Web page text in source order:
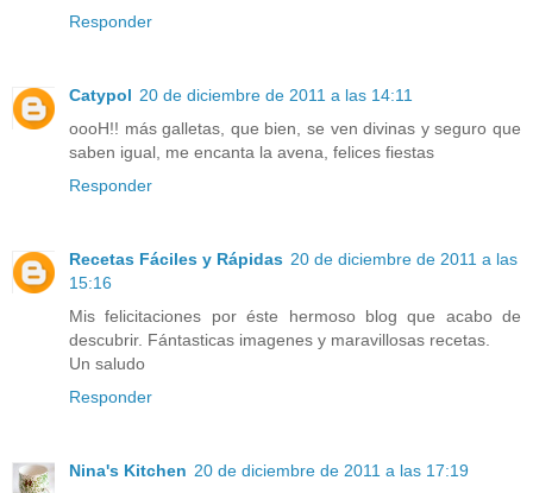
Responder
Catypol 20 de diciembre de 2011 a las 14:11
oooH!! más galletas, que bien, se ven divinas y seguro que
saben igual, me encanta la avena, felices fiestas
Responder
Recetas Fáciles y Rápidas 20 de diciembre de 2011 a las
15:16
Mis felicitaciones por éste hermoso blog que acabo de
descubrir. Fántasticas imagenes y maravillosas recetas.
Un saludo
Responder
Nina's Kitchen 20 de diciembre de 2011 a las 17:19